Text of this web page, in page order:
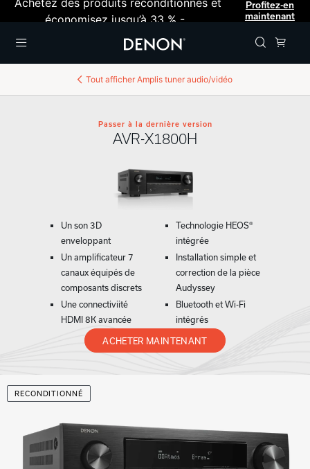
Achetez des produits reconditionnés et
économisez jusqu’à 33 % -
Profitez-en
maintenant
Tout afficher Amplis tuner audio/vidéo
Passer à la dernière version
AVR-X1800H
Un son 3D
enveloppant
Un amplificateur 7
canaux équipés de
composants discrets
Une connectiviité
HDMI 8K avancée
Technologie HEOS®
intégrée
Installation simple et
correction de la pièce
Audyssey
Bluetooth et Wi-Fi
intégrés
ACHETER MAINTENANT
RECONDITIONNÉ